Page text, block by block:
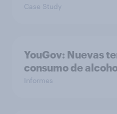
Case Study
YouGov: Nuevas
consumo de
Informes